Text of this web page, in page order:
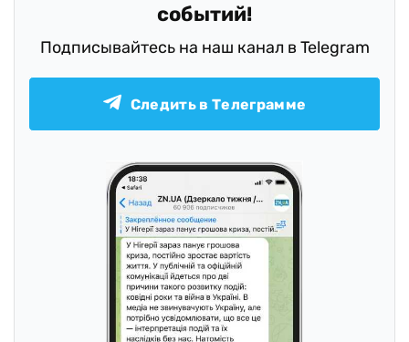
событий!
Подписывайтесь на наш канал в Telegram
Следить в Телеграмме